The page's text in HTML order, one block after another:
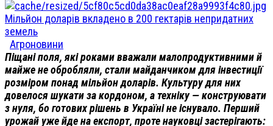
Мільйон доларів вкладено в 200 гектарів непридатних
земель
Агроновини
Піщані поля, які роками вважали малопродуктивними й
майже не обробляли, стали майданчиком для інвестиції
розміром понад мільйон доларів. Культуру для них
довелося шукати за кордоном, а техніку — конструювати
з нуля, бо готових рішень в Україні не існувало. Перший
урожай уже йде на експорт, проте науковці застерігають: